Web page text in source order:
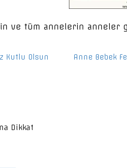
ve tüm annelerin anneler
Kutlu Olsun Anne Bebek
Dikkat